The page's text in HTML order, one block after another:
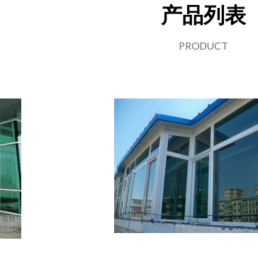
产品列表
PRODUCT